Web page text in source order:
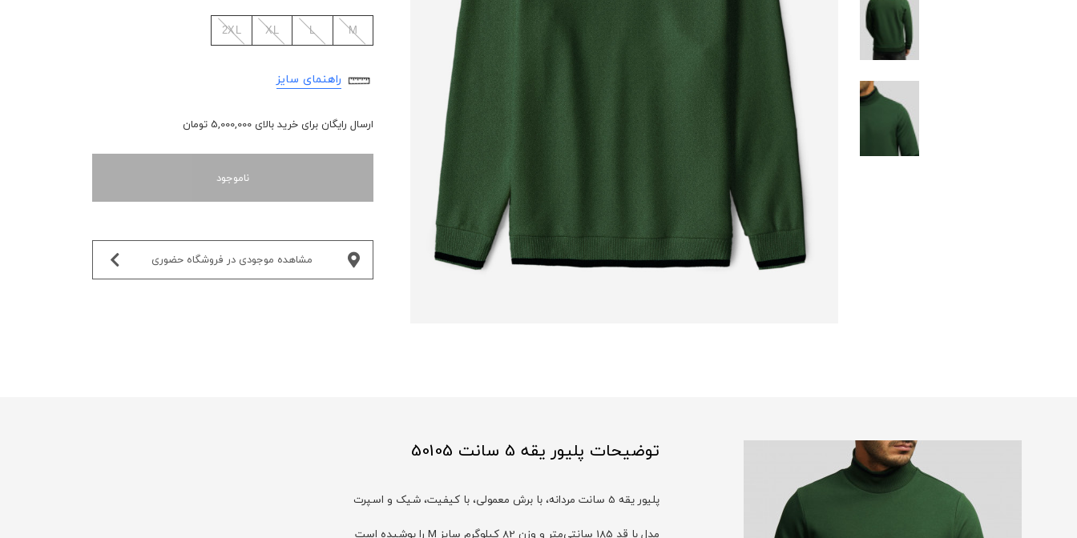
M
L
XL
2XL
راهنمای سایز
ارسال رایگان برای خرید بالای 5,000,000 تومان
ناموجود
مشاهده موجودی در فروشگاه حضوری‌
توضیحات پلیور یقه 5 سانت 50105
پلیور یقه 5 سانت مردانه
، با برش معمولی، با کیفیت، شیک و اسپرت
مدل با قد 185 سانتی‌متر و وزن 82 کیلوگرم سایز M را پوشیده است